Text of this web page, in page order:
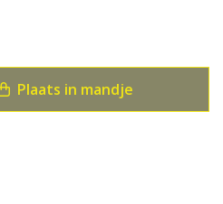
Plaats in mandje